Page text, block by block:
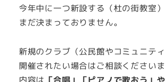
今年中に一つ新設する（杜の街教室
まだ決まっておりません。
新規のクラブ（公民館やコミュニテ
開催されたい場合はご相談くださいま
内容は 「合唱」「ピアノで歌おう」